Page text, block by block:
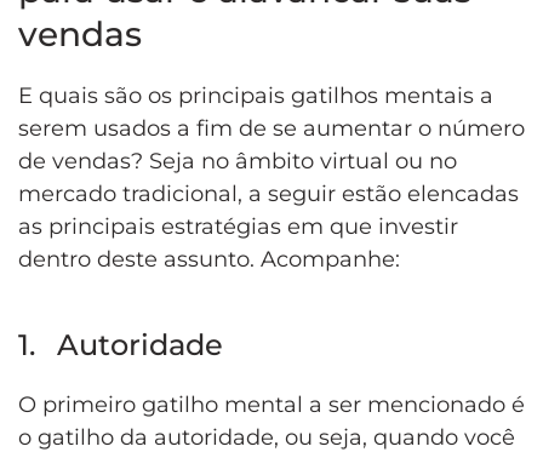
vendas
E quais são os principais gatilhos mentais a
serem usados a fim de se aumentar o número
de vendas? Seja no âmbito virtual ou no
mercado tradicional, a seguir estão elencadas
as principais estratégias em que investir
dentro deste assunto. Acompanhe:
1. Autoridade
O primeiro gatilho mental a ser mencionado é
o gatilho da autoridade, ou seja, quando você